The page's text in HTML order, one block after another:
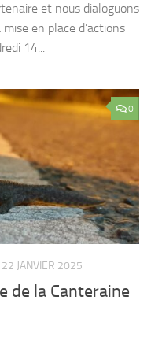
et nous dialoguons
en place d’actions
14...
0
22 JANVIER 2025
de la Canteraine